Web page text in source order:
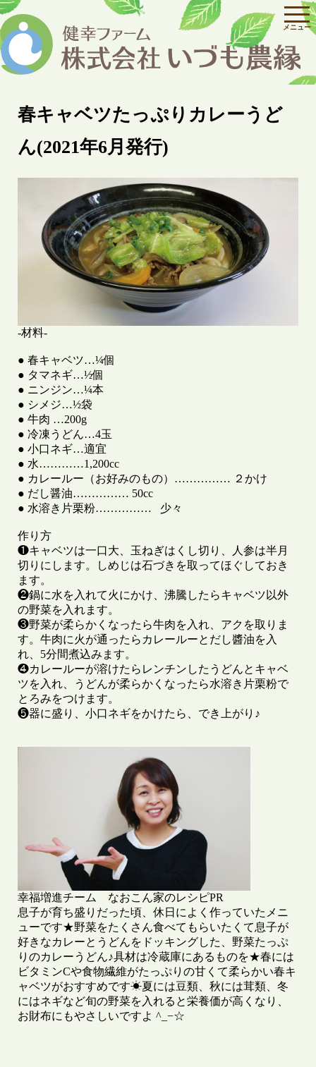
春キャベツたっぷりカレーうど
ん(2021年6月発行)
-材料-
● 春キャベツ…¼個
● タマネギ…½個
● ニンジン…¼本
● シメジ…½袋
● 牛肉 …200g
● 冷凍うどん…4玉
● 小口ネギ…適宜
● 水…………1,200cc
● カレールー（お好みのもの）…………… ２かけ
● だし醤油…………… 50cc
● 水溶き片栗粉……………   少々
作り方
❶キャベツは一口大、玉ねぎはくし切り、人参は半月
切りにします。しめじは石づきを取ってほぐしておき
ます。
❷鍋に水を入れて火にかけ、沸騰したらキャベツ以外
の野菜を入れます。
❸野菜が柔らかくなったら牛肉を入れ、アクを取りま
す。牛肉に火が通ったらカレールーとだし醬油を入
れ、5分間煮込みます。
❹カレールーが溶けたらレンチンしたうどんとキャベ
ツを入れ、うどんが柔らかくなったら水溶き片栗粉で
とろみをつけます。
❺器に盛り、小口ネギをかけたら、でき上がり♪
幸福増進チーム　なおこん家のレシピPR
息子が育ち盛りだった頃、休日によく作っていたメニ
ューです★野菜をたくさん食べてもらいたくて息子が
好きなカレーとうどんをドッキングした、野菜たっぷ
りのカレーうどん♪具材は冷蔵庫にあるものを★春には
ビタミンCや食物繊維がたっぷりの甘くて柔らかい春キ
ャベツがおすすめです☀︎夏には豆類、秋には茸類、冬
にはネギなど旬の野菜を入れると栄養価が高くなり、
お財布にもやさしいですよ ^_−☆